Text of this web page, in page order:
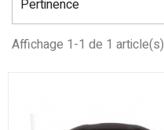
Pertinence
Affichage 1-1 de 1 article(s)